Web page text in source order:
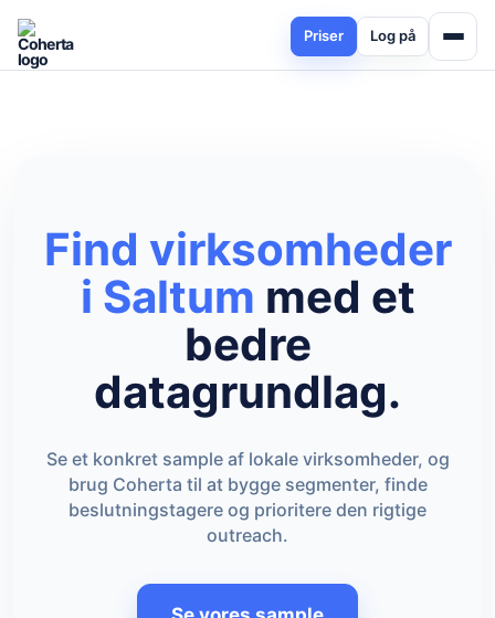
Priser Log på
Find virksomheder
i Saltum med et
bedre
datagrundlag.
Se et konkret sample af lokale virksomheder, og
brug Coherta til at bygge segmenter, finde
beslutningstagere og prioritere den rigtige
outreach.